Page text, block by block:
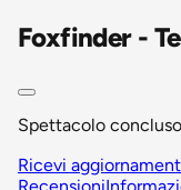
Foxfinder -
Spettacolo concluso
Ricevi